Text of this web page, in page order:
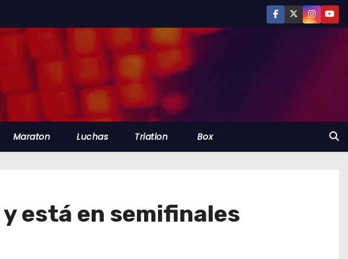
Maraton Luchas Triatlon Box
está en semifinales